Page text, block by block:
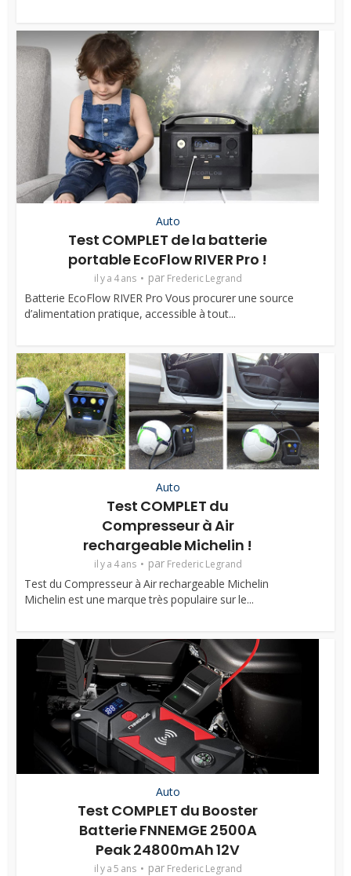
Auto
Test COMPLET de la batterie
portable EcoFlow RIVER Pro !
il y a 4 ans par Frederic Legrand
Batterie EcoFlow RIVER Pro Vous procurer une source
d’alimentation pratique, accessible à tout...
Auto
Test COMPLET du
Compresseur à Air
rechargeable Michelin !
il y a 4 ans par Frederic Legrand
Test du Compresseur à Air rechargeable Michelin
Michelin est une marque très populaire sur le...
Auto
Test COMPLET du Booster
Batterie FNNEMGE 2500A
Peak 24800mAh 12V
il y a 5 ans par Frederic Legrand